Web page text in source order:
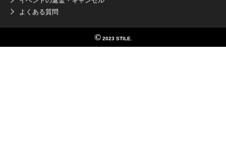
よくある質問
©2023 STILE.